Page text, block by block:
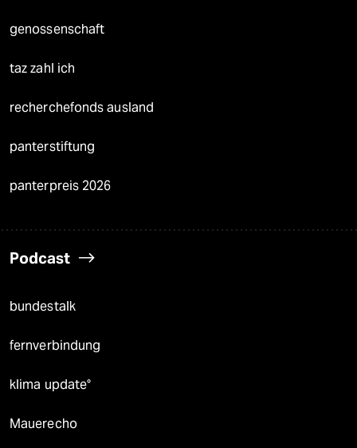
genossenschaft
taz zahl ich
recherchefonds ausland
panterstiftung
panterpreis 2026
Podcast
bundestalk
fernverbindung
klima update°
Mauerecho